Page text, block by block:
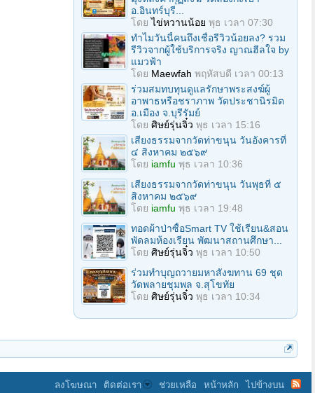
อ.อินทร์บุรี...
โดยไข่หวานน้อย พุธ เวลา 07:30
ทำไมวันนี้คนถึงเชื่อรีวิวน้อยลง? รวม
รีวิวจากผู้ใช้บริการจริง ญาณฮีลใจ by
แมวฟ้า
โดย Maewfah พฤหัสบดี เวลา 00:13
ร่วมสมทบทุนดูแลรักษาพระสงฆ์ผู้
อาพาธหรือชราภาพ วัดประชานิรมิต
อ.เมือง จ.บุรีรัมย์
โดย ศิษย์รุ่นจิ๋ว พุธ เวลา 15:16
เสียงธรรมจากวัดท่าขนุน วันอังคารที่
๔ สิงหาคม ๒๕๖๙
โดย iamfu พุธ เวลา 10:36
เสียงธรรมจากวัดท่าขนุน วันพุธที่ ๕
สิงหาคม ๒๕๖๙
โดย iamfu พุธ เวลา 19:48
ทอดผ้าป่าซื้อSmart TV ใช้เรียน&สอน
พัดลมห้องเรียน พัฒนาสถานศึกษา...
โดย ศิษย์รุ่นจิ๋ว พุธ เวลา 10:50
ร่วมทําบุญถวายมหาสังฆทาน 69 ชุด
วัดพลายชุมพล จ.สุโขทัย
โดย ศิษย์รุ่นจิ๋ว พุธ เวลา 10:34
ลงโฆษณา ติดต่อเรา ช่วยเหลือ หน้าหลัก ไปข้างบน